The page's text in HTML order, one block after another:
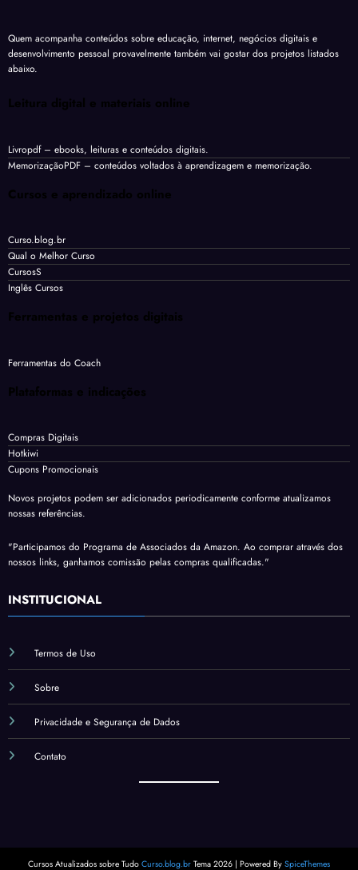
Quem acompanha conteúdos sobre educação, internet, negócios digitais e
desenvolvimento pessoal provavelmente também vai gostar dos projetos listados
abaixo.
Leitura digital e materiais online
Livropdf– ebooks, leituras e conteúdos digitais.
MemorizaçãoPDF – conteúdos voltados à aprendizagem e memorização.
Cursos e aprendizado online
Curso.blog.br
Qual o Melhor Curso
CursosS
Inglês Cursos
Ferramentas e projetos digitais
Ferramentas do Coach
Plataformas e indicações
Compras Digitais
Hotkiwi
Cupons Promocionais
Novos projetos podem ser adicionados periodicamente conforme atualizamos
nossas referências.
"Participamos do Programa de Associados da Amazon. Ao comprar através dos
nossos links, ganhamos comissão pelas compras qualificadas."
INSTITUCIONAL
Termos de Uso
Sobre
Privacidade e Segurança de Dados
Contato
Cursos Atualizados sobre Tudo Curso.blog.br Tema 2026 | Powered By SpiceThemes